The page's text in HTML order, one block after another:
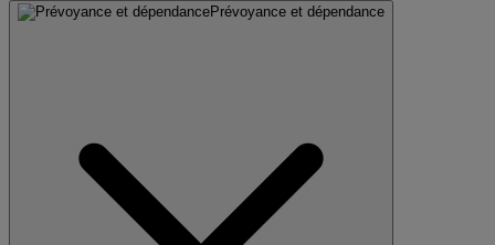
Prévoyance et dépendance